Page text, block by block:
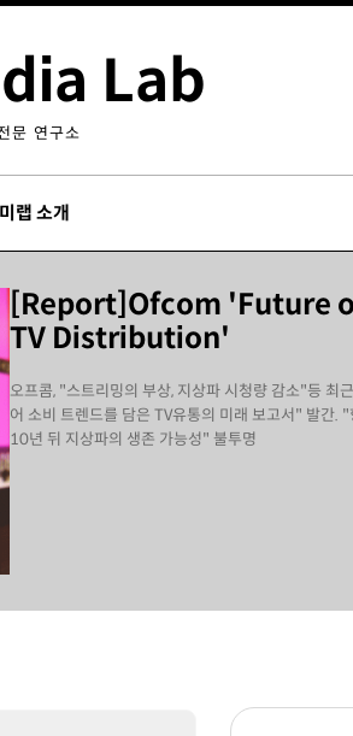
Lab
문 연구소
랩 소개
[Report]Ofcom 'Future
TV Distribution'
오프콤, "스트리밍의 부상, 지상파 시청량 감소"등 최
어 소비 트렌드를 담은 TV유통의 미래 보고서" 발간. "
10년 뒤 지상파의 생존 가능성" 불투명